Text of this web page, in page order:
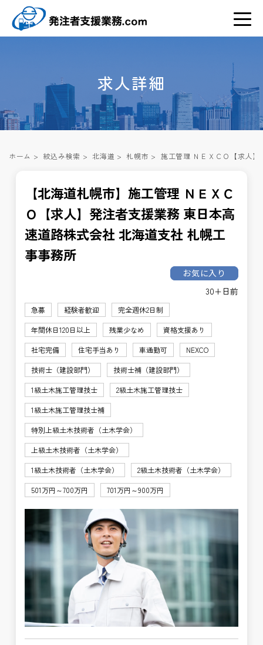
求人詳細
ホーム > 絞込み検索 > 北海道 > 札幌市 > 施工管理 ＮＥＸＣＯ【求人
【北海道札幌市】施工管理 ＮＥＸＣ
Ｏ【求人】発注者支援業務 東日本高
速道路株式会社 北海道支社 札幌工
事事務所
お気に入り
30+日前
急募 経験者歓迎
完全週休2日制
年間休日120日以上
残業少なめ
資格支援あり
社宅完備
住宅手当あり 車通勤可
NEXCO
技術士（建設部門）
技術士補（建設部門）
1級土木施工管理技士
2級土木施工管理技士
1級土木施工管理技士補
特別上級土木技術者（土木学会）
上級土木技術者（土木学会）
1級土木技術者（土木学会）
2級土木技術者（土木学会）
501万円～700万円
701万円～900万円